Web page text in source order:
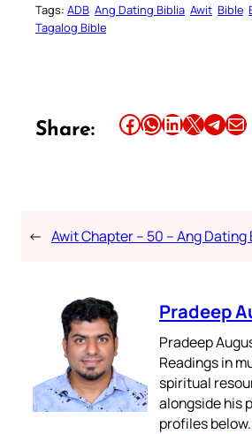
Tags: ADB Ang Dating Biblia Awit Bible
Tagalog Bible
Share: Share this article on Facebook Share this article on WhatsApp Share this article on LinkedIn Share this article on X Share this article on TelegramEmail this Article
← Awit Chapter – 50 – Ang Dating
Pradeep
Pradeep
Readings in
spiritual
alongside his
profiles below.